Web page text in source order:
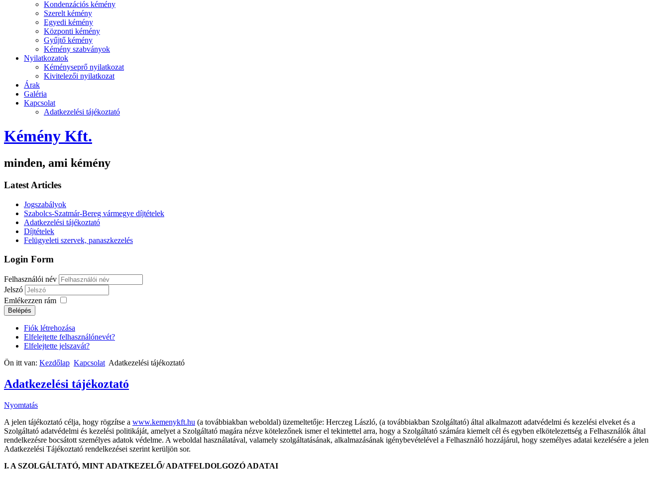
Kondenzációs kémény
Szerelt kémény
Egyedi kémény
Központi kémény
Gyűjtő kémény
Kémény szabványok
Nyilatkozatok
Kéményseprő nyilatkozat
Kivitelezői nyilatkozat
Árak
Galéria
Kapcsolat
Adatkezelési tájékoztató
Kémény Kft.
minden, ami kémény
Latest Articles
Jogszabályok
Szabolcs-Szatmár-Bereg vármegye díjtételek
Adatkezelési tájékoztató
Díjtételek
Felügyeleti szervek, panaszkezelés
Login Form
Felhasználói név
Jelszó
Emlékezzen rám
Belépés
Fiók létrehozása
Elfelejtette felhasználónevét?
Elfelejtette jelszavát?
Ön itt van: Kezdőlap Kapcsolat Adatkezelési tájékoztató
Adatkezelési tájékoztató
Nyomtatás
A jelen tájékoztató célja, hogy rögzítse a www.kemenykft.hu (a továbbiakban weboldal) üzemeltetője: Herczeg László, (a továbbiakban Szolgáltató) által alkalmazott adatvédelmi és kezelési elveket és a
Szolgáltató adatvédelmi és kezelési politikáját, amelyet a Szolgáltató magára nézve kötelezőnek ismer el tekintettel arra, hogy a Szolgáltató számára kiemelt cél és egyben elkötelezettség a Felhasználók által
rendelkezésre bocsátott személyes adatok védelme. A weboldal használatával, valamely szolgáltatásának, alkalmazásának igénybevételével a Felhasználó hozzájárul, hogy személyes adatai kezelésére a jelen
Adatkezelési Tájékoztató rendelkezései szerint kerüljön sor.
I. A SZOLGÁLTATÓ, MINT ADATKEZELŐ/ ADATFELDOLGOZÓ ADATAI